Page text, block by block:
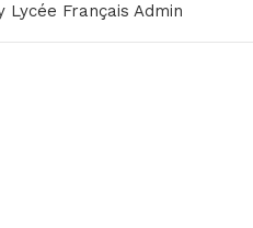
Lycée Français Admin